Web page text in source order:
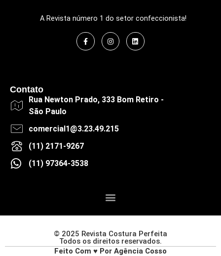
A Revista número 1 do setor confeccionista!
Contato
Rua Newton Prado, 333 Bom Retiro -
São Paulo
comercial1@3.23.49.215
(11) 2171-9267
(11) 97364-3538
© 2025 Revista Costura Perfeita
Todos os direitos reservados.
Feito Com ♥ Por Agência Cosso